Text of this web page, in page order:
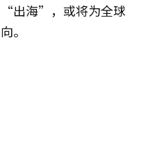
“出海”，或将为全球
。